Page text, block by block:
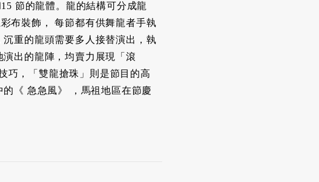
節的龍體。龍的結構可分成龍
布裝飾， 每節都有供舞龍者手執
重的龍頭需要多人接替演出，執
出的龍陣，均賣力展現「滾
巧，「雙龍搶珠」則是節目的高
《 急急風》 ，馬祖地區在節慶